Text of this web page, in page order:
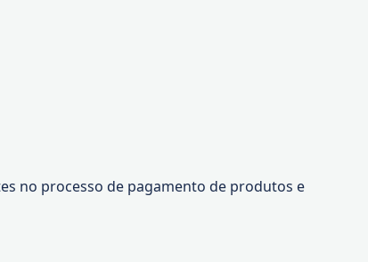
no processo de pagamento de produtos e